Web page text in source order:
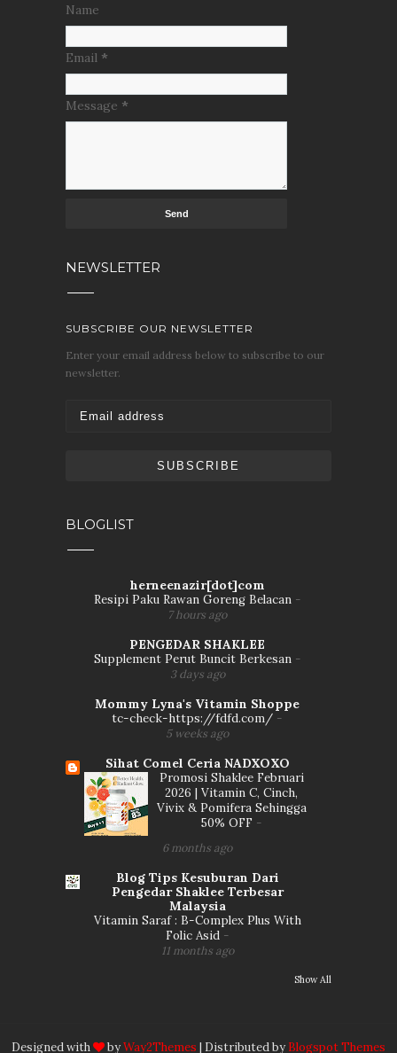
Name
Email *
Message *
NEWSLETTER
SUBSCRIBE OUR NEWSLETTER
Enter your email address below to subscribe to our
newsletter.
BLOGLIST
herneenazir[dot]com
Resipi Paku Rawan Goreng Belacan -
7 hours ago
PENGEDAR SHAKLEE
Supplement Perut Buncit Berkesan -
3 days ago
Mommy Lyna's Vitamin Shoppe
tc-check-https://fdfd.com/ -
5 weeks ago
Sihat Comel Ceria NADXOXO
Promosi Shaklee Februari
2026 | Vitamin C, Cinch,
Vivix & Pomifera Sehingga
50% OFF -
6 months ago
Blog Tips Kesuburan Dari
Pengedar Shaklee Terbesar
Malaysia
Vitamin Saraf : B-Complex Plus With
Folic Asid -
11 months ago
Show All
Designed with byWay2Themes | Distributed by Blogspot Themes